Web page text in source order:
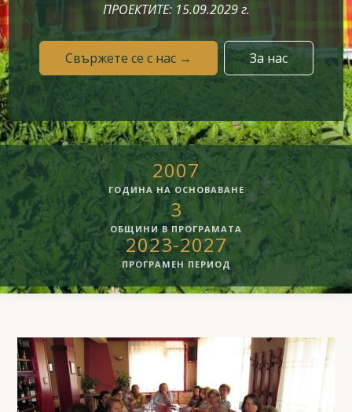
ПРОЕКТИТЕ: 15.09.2029 г.
Свържете се с нас → За нас
2007
ГОДИНА НА ОСНОВАВАНЕ
3
ОБЩИНИ В ПРОГРАМАТА
2023-2027
ПРОГРАМЕН ПЕРИОД